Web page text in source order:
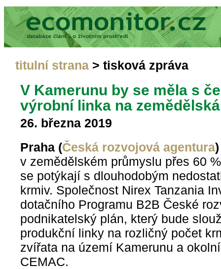
titulní strana > tisková zpráva
V Kamerunu by se měla s
výrobní linka na
26. března 2019
Praha (Česká rozvojová agentura)
v zemědělském průmyslu přes 60
se potýkají s dlouhodobým
krmiv. Společnost Nirex Tanzania
dotačního Programu B2B České
podnikatelský plán, který bude
produkční linky na rozličný počet
zvířata na území Kamerunu a
CEMAC.